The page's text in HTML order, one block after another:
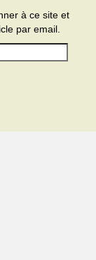
à ce site et
par email.